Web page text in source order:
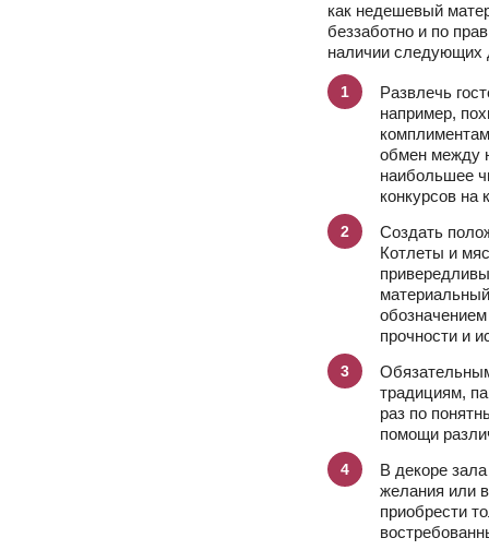
как недешевый
беззаботно и по
наличии следующих
Развлечь
например,
обмен между
наибольшее
конкурсов на
Создать
Котлеты и
прочности и
традициям,
раз по
помощи
В декоре
желания или
приобрести